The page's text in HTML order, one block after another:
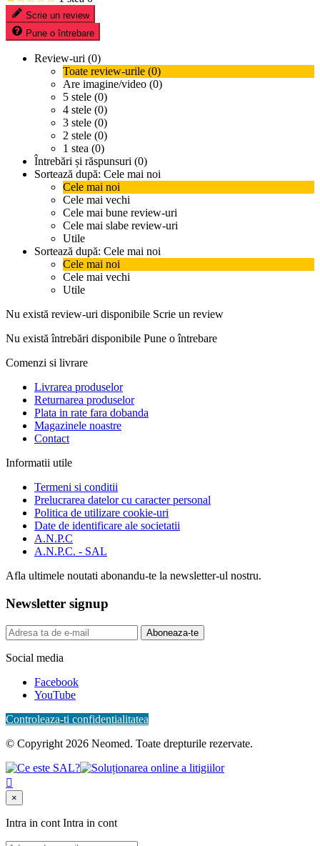
Scrie un review
Pune o întrebare
Review-uri (0)
Toate review-urile (0)
Are imagine/video (0)
5 stele (0)
4 stele (0)
3 stele (0)
2 stele (0)
1 stea (0)
Întrebări și răspunsuri (0)
Sortează după: Cele mai noi
Cele mai noi
Cele mai vechi
Cele mai bune review-uri
Cele mai slabe review-uri
Utile
Sortează după: Cele mai noi
Cele mai noi
Cele mai vechi
Utile
Nu există review-uri disponibile Scrie un review
Nu există întrebări disponibile Pune o întrebare
Comenzi si livrare
Livrarea produselor
Returnarea produselor
Plata in rate fara dobanda
Magazinele noastre
Contact
Informatii utile
Termeni si conditii
Prelucrarea datelor cu caracter personal
Politica de utilizare cookie-uri
Date de identificare ale societatii
A.N.P.C
A.N.P.C. - SAL
Afla ultimele noutati abonandu-te la newsletter-ul nostru.
Newsletter signup
Aboneaza-te
Social media
Facebook
YouTube
Controleaza-ti confidentialitatea
© Copyright 2026 Neomed. Toate drepturile rezervate.

×
Intra in cont Intra in cont